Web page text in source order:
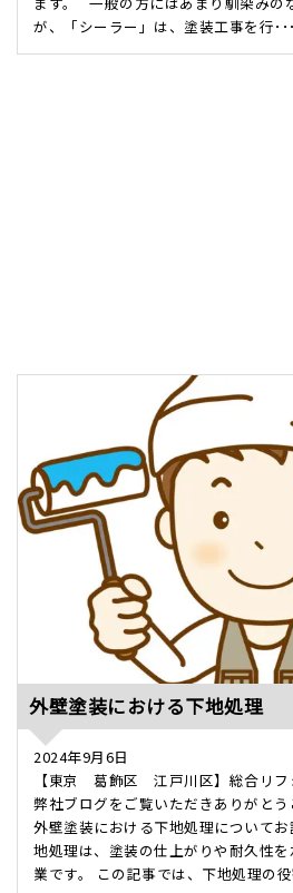
が、「シーラー」は、塗装工事を行･･･
外壁塗装における下地処理
2024年9月6日
【東京 葛飾区 江戸川区】総合リフ
弊社ブログをご覧いただきありがとう
外壁塗装における下地処理について
地処理は、塗装の仕上がりや耐久性
業です。 この記事では、下地処理の役